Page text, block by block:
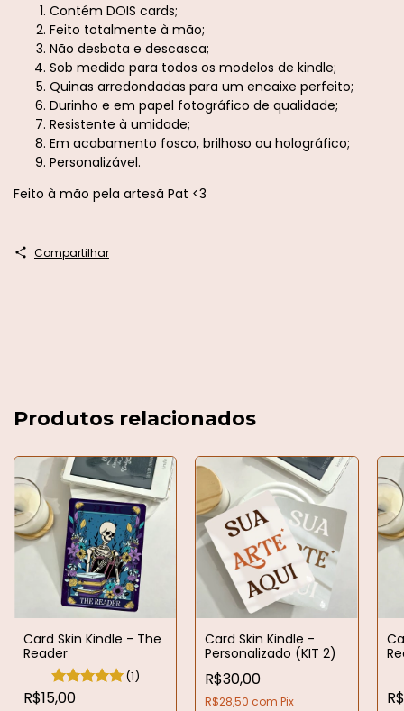
Contém DOIS cards;
Feito totalmente à mão;
Não desbota e descasca;
Sob medida para todos os modelos de kindle;
Quinas arredondadas para um encaixe perfeito;
Durinho e em papel fotográfico de qualidade;
Resistente à umidade;
Em acabamento fosco, brilhoso ou holográfico;
Personalizável.
Feito à mão pela artesã Pat <3
Compartilhar
Produtos relacionados
Card Skin Kindle - The
Reader
(1)
R$15,00
Card Skin Kindle -
Personalizado (KIT 2)
R$30,00
R$28,50 com Pix